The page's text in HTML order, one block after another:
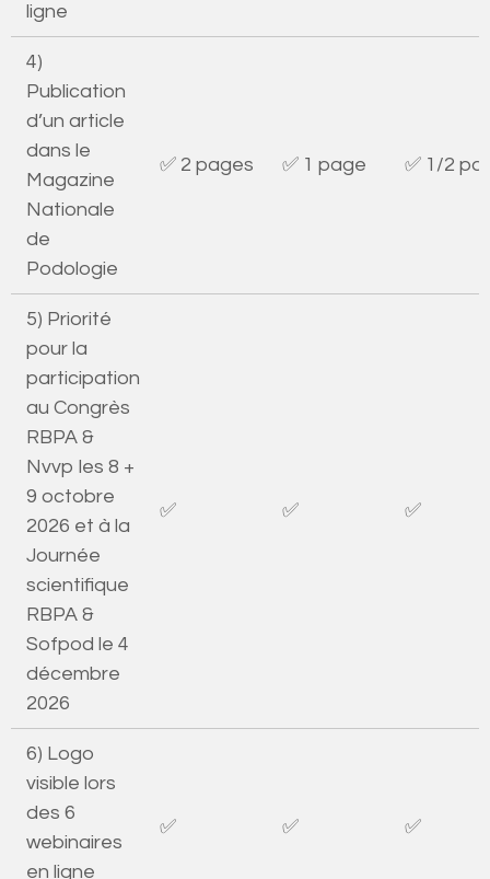
ligne
4)
Publication
d’un article
dans le
Magazine
Nationale
de
Podologie
✅ 2 pages ✅ 1 page ✅ 1/2
5) Priorité
pour la
participation
au Congrès
RBPA &
Nvvp les 8 +
9 octobre
2026 et à la
Journée
scientifique
RBPA &
Sofpod le 4
décembre
2026
✅ ✅ ✅
6) Logo
visible lors
des 6
webinaires
en ligne
✅ ✅ ✅